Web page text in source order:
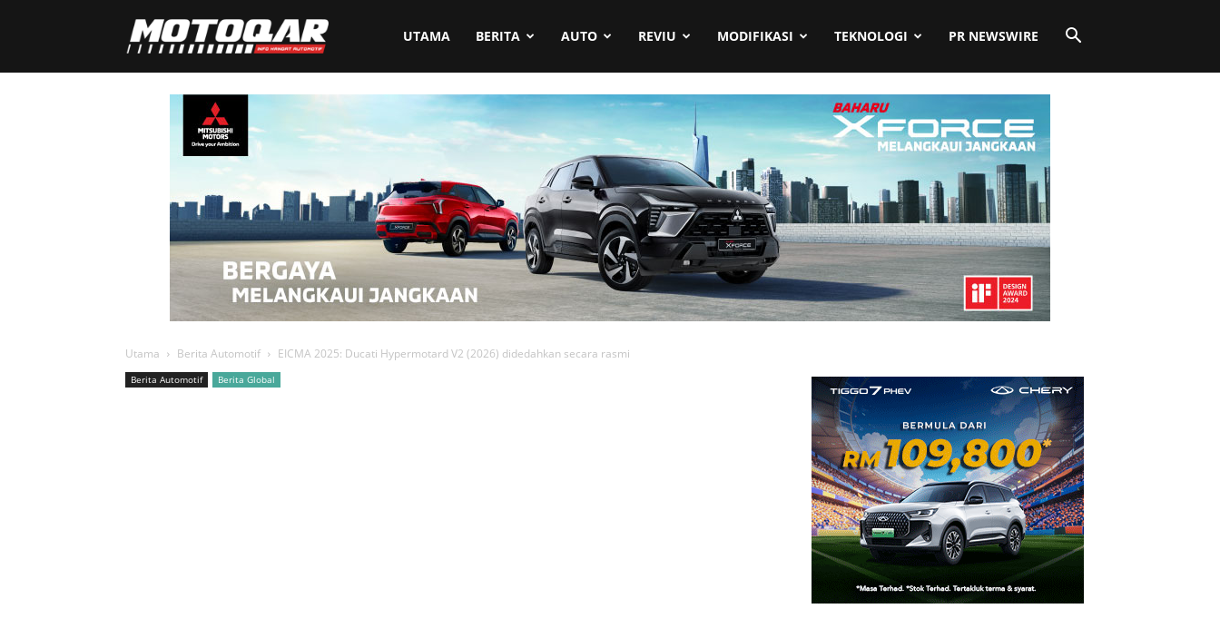
Motoqar UTAMA BERITA AUTO REVIU MODIFIKASI TEKNOLOGI PR NEWSWIRE
Utama Berita Automotif EICMA 2025: Ducati Hypermotard V2 (2026) didedahkan secara rasmi
Berita Automotif Berita Global